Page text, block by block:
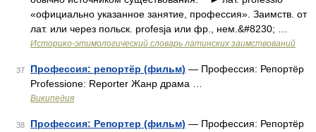
«официально указанное занятие, профессия». Заимств. от
лат. или через польск. profesja или фр., нем.&#8230; …
Историко-этимологический словарь латинских заимствований
37 Профессия: репортёр (фильм) — Профессия: Репортёр
Professione: Reporter Жанр драма …
Википедия
38 Профессия: Репортер (фильм) — Профессия: Репортёр